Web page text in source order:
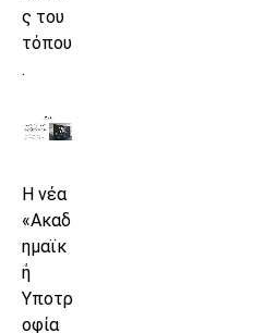
ς του
τόπου
.
Η νέα
«Ακαδ
ημαϊκ
ή
Υποτρ
οφία